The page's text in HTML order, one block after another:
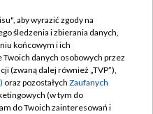
TVP
aby wyrazić zgody na
śledzenia i zbierania danych,
końcowym i ich
danych osobowych przez
(zwaną dalej również „TVP”),
oraz pozostałych Zaufanych
(w tym do
do Twoich zainteresowań i